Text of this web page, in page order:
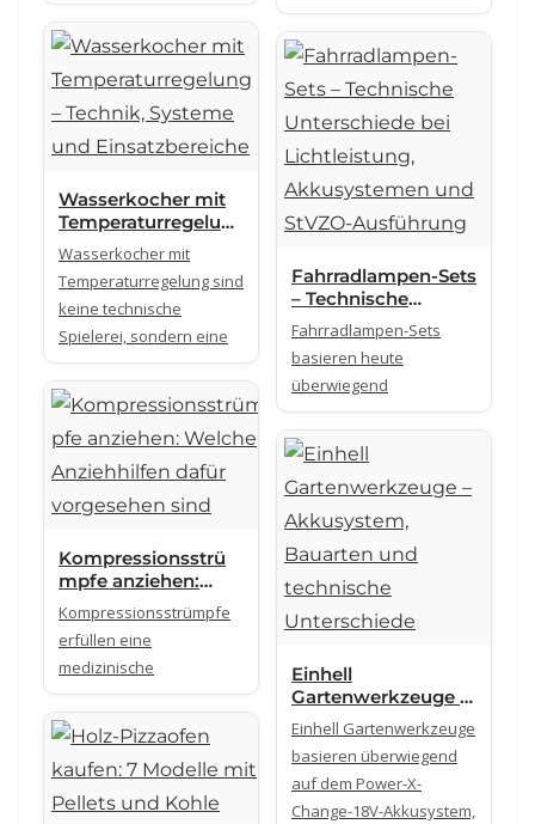
Wasserkocher mit
Temperaturregelun
g – Technik,
Systeme und
Einsatzbereiche
Wasserkocher mit
Temperaturregelung sind
keine technische
Spielerei, sondern eine
Fahrradlampen-Sets
– Technische
Unterschiede bei
Lichtleistung,
Akkusystemen und
StVZO-Ausführung
Fahrradlampen-Sets
basieren heute
überwiegend
Kompressionsstrü
mpfe anziehen:
Welche
Anziehhilfen dafür
vorgesehen sind
Kompressionsstrümpfe
erfüllen eine
medizinische
Einhell
Gartenwerkzeuge –
Akkusystem,
Bauarten und
technische
Unterschiede
Einhell Gartenwerkzeuge
basieren überwiegend
auf dem Power-X-
Change-18V-Akkusystem,